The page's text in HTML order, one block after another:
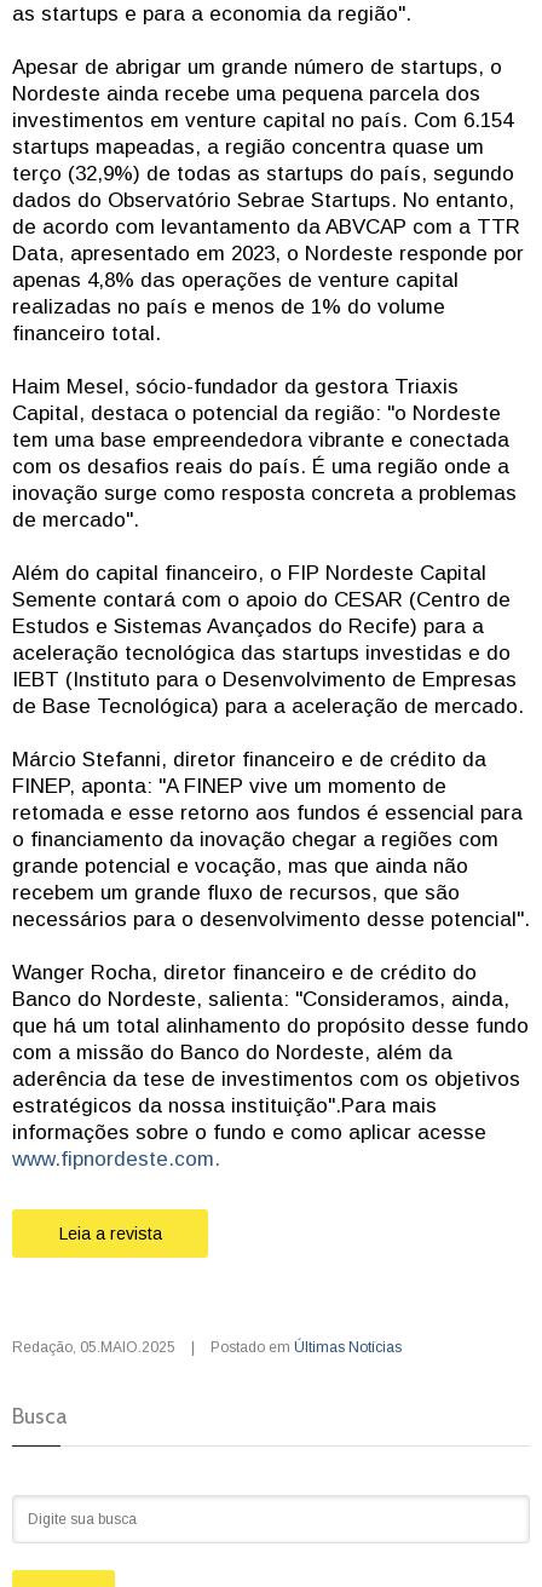
as startups e para a economia da região".
Apesar de abrigar um grande número de startups, o
Nordeste ainda recebe uma pequena parcela dos
investimentos em venture capital no país. Com 6.154
startups mapeadas, a região concentra quase um
terço (32,9%) de todas as startups do país, segundo
dados do Observatório Sebrae Startups. No entanto,
de acordo com levantamento da ABVCAP com a TTR
Data, apresentado em 2023, o Nordeste responde por
apenas 4,8% das operações de venture capital
realizadas no país e menos de 1% do volume
financeiro total.
Haim Mesel, sócio-fundador da gestora Triaxis
Capital, destaca o potencial da região: "o Nordeste
tem uma base empreendedora vibrante e conectada
com os desafios reais do país. É uma região onde a
inovação surge como resposta concreta a problemas
de mercado".
Além do capital financeiro, o FIP Nordeste Capital
Semente contará com o apoio do CESAR (Centro de
Estudos e Sistemas Avançados do Recife) para a
aceleração tecnológica das startups investidas e do
IEBT (Instituto para o Desenvolvimento de Empresas
de Base Tecnológica) para a aceleração de mercado.
Márcio Stefanni, diretor financeiro e de crédito da
FINEP, aponta: "A FINEP vive um momento de
retomada e esse retorno aos fundos é essencial para
o financiamento da inovação chegar a regiões com
grande potencial e vocação, mas que ainda não
recebem um grande fluxo de recursos, que são
necessários para o desenvolvimento desse potencial".
Wanger Rocha, diretor financeiro e de crédito do
Banco do Nordeste, salienta: "Consideramos, ainda,
que há um total alinhamento do propósito desse fundo
com a missão do Banco do Nordeste, além da
aderência da tese de investimentos com os objetivos
estratégicos da nossa instituição".Para mais
informações sobre o fundo e como aplicar acesse
www.fipnordeste.com.
Leia a revista
Redação 05.MAIO.2025 | Postado em Últimas Notícias
Busca